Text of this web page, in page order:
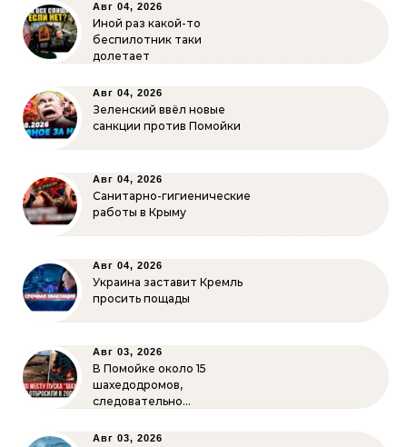
Авг 04, 2026
Иной раз какой-то
беспилотник таки
долетает
Авг 04, 2026
Зеленский ввёл новые
санкции против Помойки
Авг 04, 2026
Санитарно-гигиенические
работы в Крыму
Авг 04, 2026
Украина заставит Кремль
просить пощады
Авг 03, 2026
В Помойке около 15
шахедодромов,
следовательно…
Авг 03, 2026